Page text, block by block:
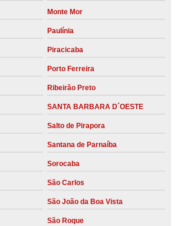
Monte Mor
Paulínia
Piracicaba
Porto Ferreira
Ribeirão Preto
SANTA BARBARA D´OESTE
Salto de Pirapora
Santana de Parnaíba
Sorocaba
São Carlos
São João da Boa Vista
São Roque